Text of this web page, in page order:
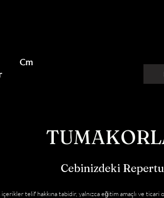
Cm
Cebinizdeki
içerikler telif hakkına tabidir, yalnızca eğitim amaçlı ve ticari